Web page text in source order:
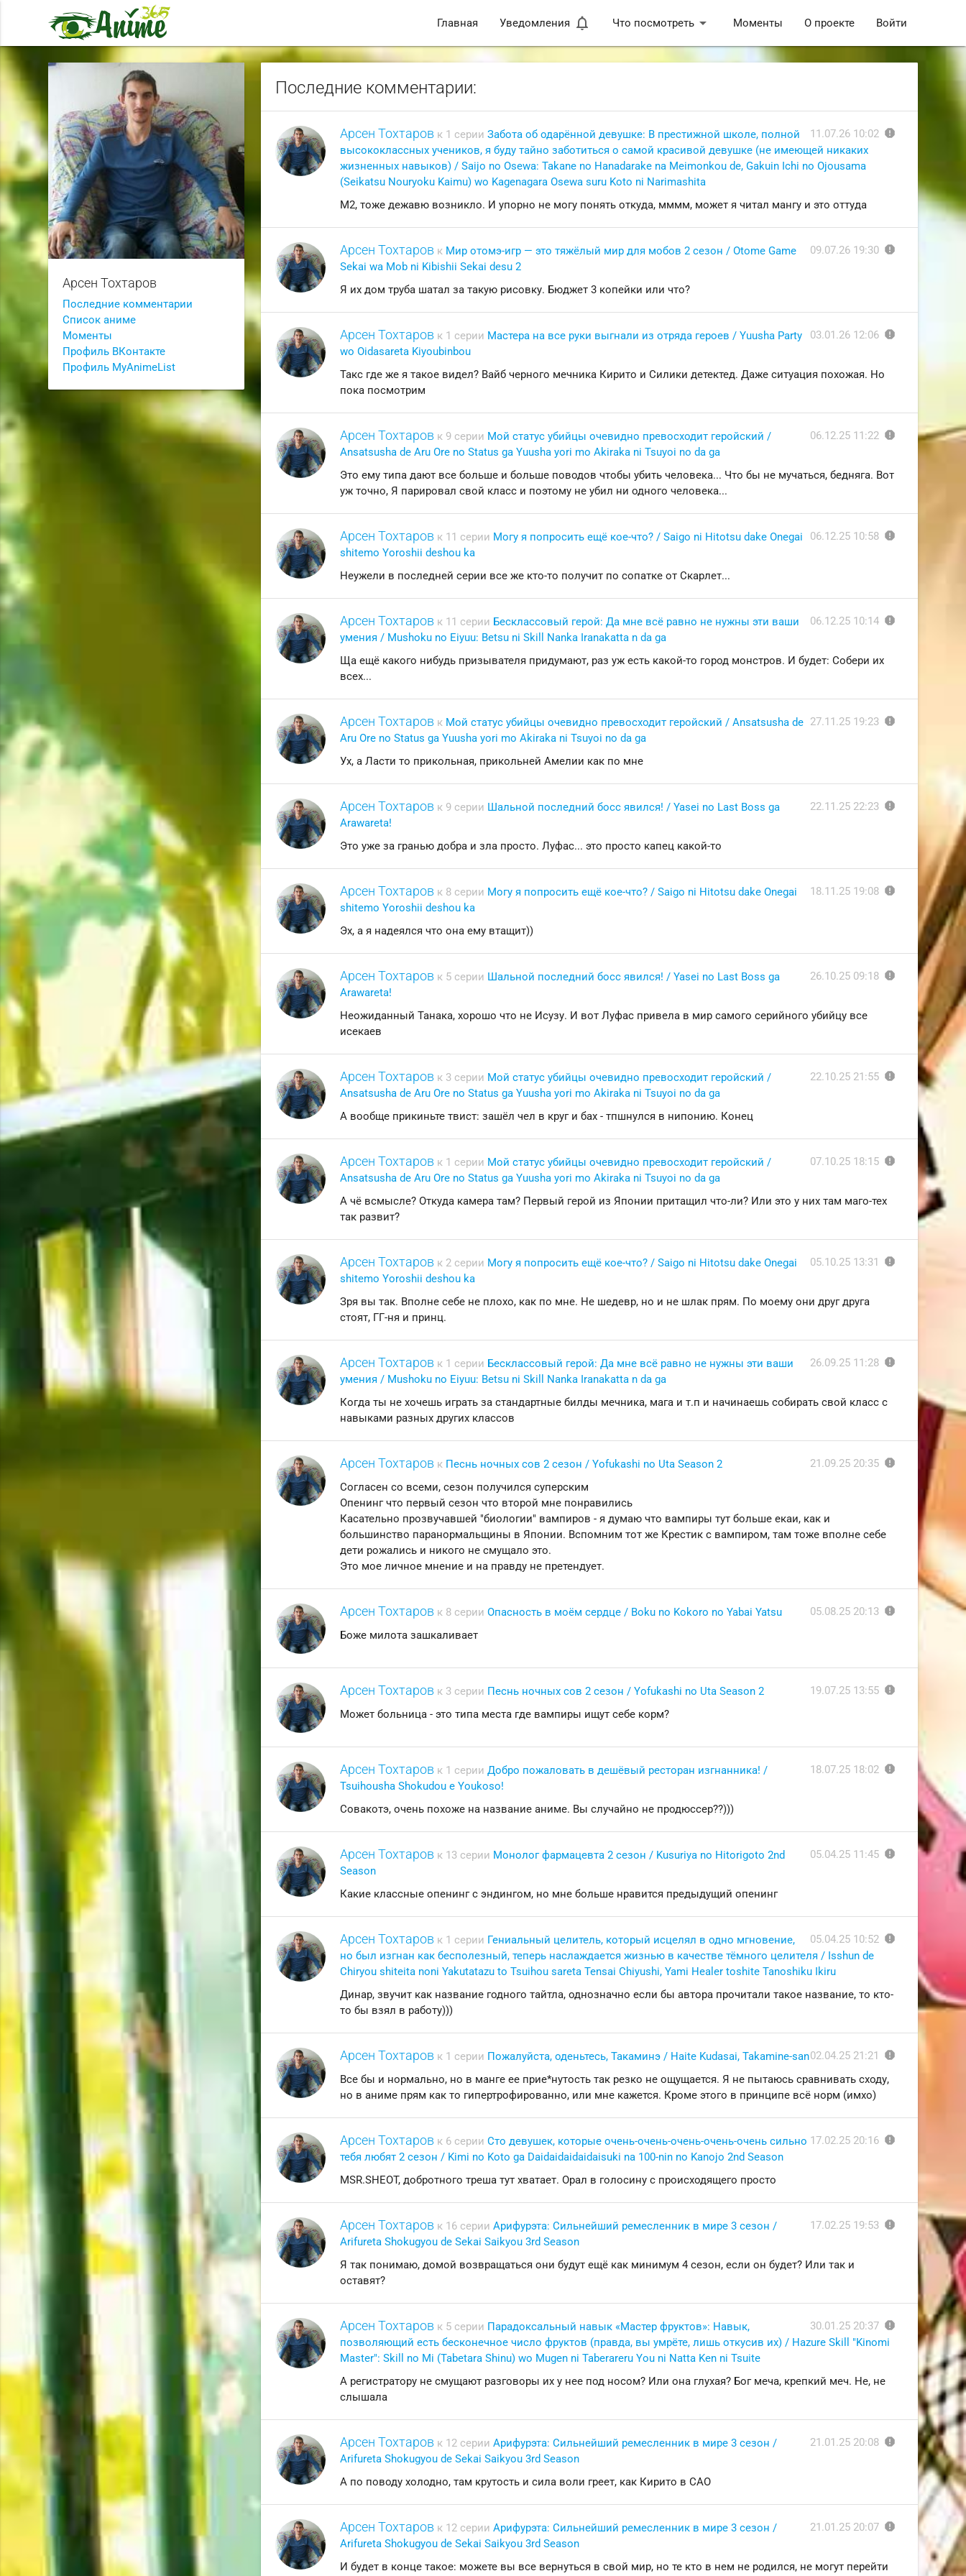
Главная Уведомления notifications_none Что посмотретьarrow_drop_down Моменты О проекте Войти
Арсен Тохтаров
Последние комментарии
Список аниме
Моменты
Профиль ВКонтакте
Профиль MyAnimeList
Последние комментарии:
11.07.26 10:02 report
Арсен Тохтаров к 1 серии Забота об одарённой девушке: В престижной школе, полной
высококлассных учеников, я буду тайно заботиться о самой красивой девушке (не имеющей никаких
жизненных навыков) / Saijo no Osewa: Takane no Hanadarake na Meimonkou de, Gakuin Ichi no Ojousama
(Seikatsu Nouryoku Kaimu) wo Kagenagara Osewa suru Koto ni Narimashita
М2, тоже дежавю возникло. И упорно не могу понять откуда, мммм, может я читал мангу и это оттуда
09.07.26 19:30 report
Арсен Тохтаров к Мир отомэ-игр — это тяжёлый мир для мобов 2 сезон / Otome Game
Sekai wa Mob ni Kibishii Sekai desu 2
Я их дом труба шатал за такую рисовку. Бюджет 3 копейки или что?
03.01.26 12:06 report
Арсен Тохтаров к 1 серии Мастера на все руки выгнали из отряда героев / Yuusha Party
wo Oidasareta Kiyoubinbou
Такс где же я такое видел? Вайб черного мечника Кирито и Силики детектед. Даже ситуация похожая. Но
пока посмотрим
06.12.25 11:22 report
Арсен Тохтаров к 9 серии Мой статус убийцы очевидно превосходит геройский /
Ansatsusha de Aru Ore no Status ga Yuusha yori mo Akiraka ni Tsuyoi no da ga
Это ему типа дают все больше и больше поводов чтобы убить человека... Что бы не мучаться, бедняга. Вот
уж точно, Я парировал свой класс и поэтому не убил ни одного человека...
06.12.25 10:58 report
Арсен Тохтаров к 11 серии Могу я попросить ещё кое-что? / Saigo ni Hitotsu dake Onegai
shitemo Yoroshii deshou ka
Неужели в последней серии все же кто-то получит по сопатке от Скарлет...
06.12.25 10:14 report
Арсен Тохтаров к 11 серии Бесклассовый герой: Да мне всё равно не нужны эти ваши
умения / Mushoku no Eiyuu: Betsu ni Skill Nanka Iranakatta n da ga
Ща ещё какого нибудь призывателя придумают, раз уж есть какой-то город монстров. И будет: Собери их
всех...
27.11.25 19:23 report
Арсен Тохтаров к Мой статус убийцы очевидно превосходит геройский / Ansatsusha de
Aru Ore no Status ga Yuusha yori mo Akiraka ni Tsuyoi no da ga
Ух, а Ласти то прикольная, прикольней Амелии как по мне
22.11.25 22:23 report
Арсен Тохтаров к 9 серии Шальной последний босс явился! / Yasei no Last Boss ga
Arawareta!
Это уже за гранью добра и зла просто. Луфас... это просто капец какой-то
18.11.25 19:08 report
Арсен Тохтаров к 8 серии Могу я попросить ещё кое-что? / Saigo ni Hitotsu dake Onegai
shitemo Yoroshii deshou ka
Эх, а я надеялся что она ему втащит))
26.10.25 09:18 report
Арсен Тохтаров к 5 серии Шальной последний босс явился! / Yasei no Last Boss ga
Arawareta!
Неожиданный Танака, хорошо что не Исузу. И вот Луфас привела в мир самого серийного убийцу все
исекаев
22.10.25 21:55 report
Арсен Тохтаров к 3 серии Мой статус убийцы очевидно превосходит геройский /
Ansatsusha de Aru Ore no Status ga Yuusha yori mo Akiraka ni Tsuyoi no da ga
А вообще прикиньте твист: зашёл чел в круг и бах - тпшнулся в нипонию. Конец
07.10.25 18:15 report
Арсен Тохтаров к 1 серии Мой статус убийцы очевидно превосходит геройский /
Ansatsusha de Aru Ore no Status ga Yuusha yori mo Akiraka ni Tsuyoi no da ga
А чё всмысле? Откуда камера там? Первый герой из Японии притащил что-ли? Или это у них там маго-тех
так развит?
05.10.25 13:31 report
Арсен Тохтаров к 2 серии Могу я попросить ещё кое-что? / Saigo ni Hitotsu dake Onegai
shitemo Yoroshii deshou ka
Зря вы так. Вполне себе не плохо, как по мне. Не шедевр, но и не шлак прям. По моему они друг друга
стоят, ГГ-ня и принц.
26.09.25 11:28 report
Арсен Тохтаров к 1 серии Бесклассовый герой: Да мне всё равно не нужны эти ваши
умения / Mushoku no Eiyuu: Betsu ni Skill Nanka Iranakatta n da ga
Когда ты не хочешь играть за стандартные билды мечника, мага и т.п и начинаешь собирать свой класс с
навыками разных других классов
21.09.25 20:35 report
Арсен Тохтаров к Песнь ночных сов 2 сезон / Yofukashi no Uta Season 2
Согласен со всеми, сезон получился суперским
Опенинг что первый сезон что второй мне понравились
Касательно прозвучавшей "биологии" вампиров - я думаю что вампиры тут больше екаи, как и
большинство паранормальщины в Японии. Вспомним тот же Крестик с вампиром, там тоже вполне себе
дети рожались и никого не смущало это.
Это мое личное мнение и на правду не претендует.
05.08.25 20:13 report
Арсен Тохтаров к 8 серии Опасность в моём сердце / Boku no Kokoro no Yabai Yatsu
Боже милота зашкаливает
19.07.25 13:55 report
Арсен Тохтаров к 3 серии Песнь ночных сов 2 сезон / Yofukashi no Uta Season 2
Может больница - это типа места где вампиры ищут себе корм?
18.07.25 18:02 report
Арсен Тохтаров к 1 серии Добро пожаловать в дешёвый ресторан изгнанника! /
Tsuihousha Shokudou e Youkoso!
Совакотэ, очень похоже на название аниме. Вы случайно не продюссер??)))
05.04.25 11:45 report
Арсен Тохтаров к 13 серии Монолог фармацевта 2 сезон / Kusuriya no Hitorigoto 2nd
Season
Какие классные опенинг с эндингом, но мне больше нравится предыдущий опенинг
05.04.25 10:52 report
Арсен Тохтаров к 1 серии Гениальный целитель, который исцелял в одно мгновение,
но был изгнан как бесполезный, теперь наслаждается жизнью в качестве тёмного целителя / Isshun de
Chiryou shiteita noni Yakutatazu to Tsuihou sareta Tensai Chiyushi, Yami Healer toshite Tanoshiku Ikiru
Динар, звучит как название годного тайтла, однозначно если бы автора прочитали такое название, то кто-
то бы взял в работу)))
02.04.25 21:21 report
Арсен Тохтаров к 1 серии Пожалуйста, оденьтесь, Такаминэ / Haite Kudasai, Takamine-san
Все бы и нормально, но в манге ее прие*нутость так резко не ощущается. Я не пытаюсь сравнивать сходу,
но в аниме прям как то гипертрофированно, или мне кажется. Кроме этого в принципе всё норм (имхо)
17.02.25 20:16 report
Арсен Тохтаров к 6 серии Сто девушек, которые очень-очень-очень-очень-очень сильно
тебя любят 2 сезон / Kimi no Koto ga Daidaidaidaidaisuki na 100-nin no Kanojo 2nd Season
MSR.SHEOT, добротного треша тут хватает. Орал в голосину с происходящего просто
17.02.25 19:53 report
Арсен Тохтаров к 16 серии Арифурэта: Сильнейший ремесленник в мире 3 сезон /
Arifureta Shokugyou de Sekai Saikyou 3rd Season
Я так понимаю, домой возвращаться они будут ещё как минимум 4 сезон, если он будет? Или так и
оставят?
30.01.25 20:37 report
Арсен Тохтаров к 5 серии Парадоксальный навык «Мастер фруктов»: Навык,
позволяющий есть бесконечное число фруктов (правда, вы умрёте, лишь откусив их) / Hazure Skill "Kinomi
Master": Skill no Mi (Tabetara Shinu) wo Mugen ni Taberareru You ni Natta Ken ni Tsuite
А регистратору не смущают разговоры их у нее под носом? Или она глухая? Бог меча, крепкий меч. Не, не
слышала
21.01.25 20:08 report
Арсен Тохтаров к 12 серии Арифурэта: Сильнейший ремесленник в мире 3 сезон /
Arifureta Shokugyou de Sekai Saikyou 3rd Season
А по поводу холодно, там крутость и сила воли греет, как Кирито в САО
21.01.25 20:07 report
Арсен Тохтаров к 12 серии Арифурэта: Сильнейший ремесленник в мире 3 сезон /
Arifureta Shokugyou de Sekai Saikyou 3rd Season
И будет в конце такое: можете вы все вернуться в свой мир, но те кто в нем не родился, не могут перейти